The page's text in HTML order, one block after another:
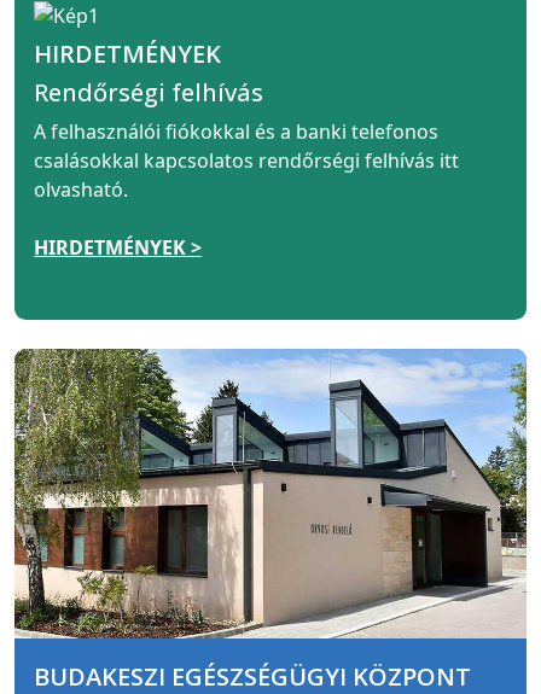
HIRDETMÉNYEK
Rendőrségi felhívás
A felhasználói fiókokkal és a banki telefonos
csalásokkal kapcsolatos rendőrségi felhívás itt
olvasható.
HIRDETMÉNYEK >
BUDAKESZI EGÉSZSÉGÜGYI KÖZPONT